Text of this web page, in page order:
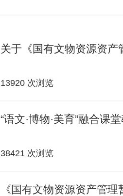
关于《国有文物资源资
13920 次浏览
“语文·博物·美育”融合课
38421 次浏览
《国有文物资源资产管